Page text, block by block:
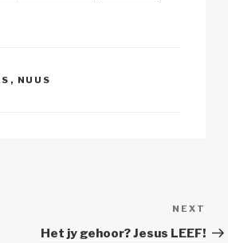
at
, NUUS
Post
NEXT
Het jy gehoor? Jesus LEEF!